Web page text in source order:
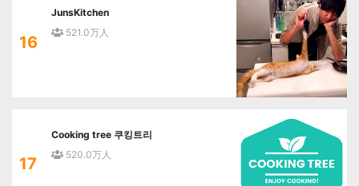
16
JunsKitchen
521.0万人
17
Cooking tree 쿠킹트리
520.0万人